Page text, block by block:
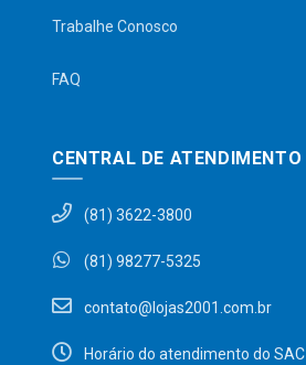
Trabalhe Conosco
FAQ
CENTRAL DE ATENDIMENTO
(81) 3622-3800
(81) 98277-5325
contato@lojas2001.com.br
Horário do atendimento do SAC